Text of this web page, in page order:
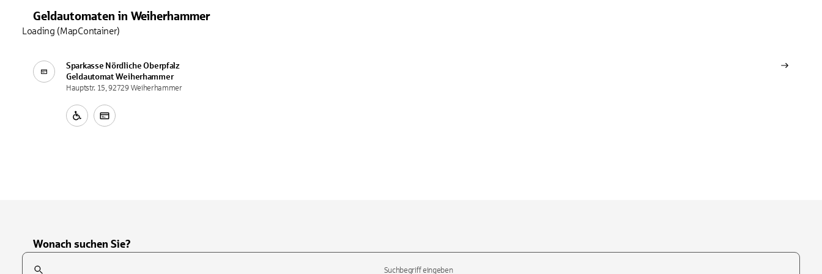
Geldautomaten in Weiherhammer
Sparkasse Nördliche Oberpfalz
Geldautomat Weiherhammer
Hauptstr. 15, 92729 Weiherhammer
Loading (MapContainer)
Wonach suchen Sie?
Suchfeld